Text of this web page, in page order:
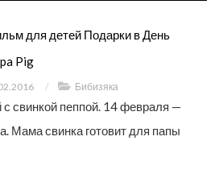
для детей Подарки в День
Pig
/ Бибизяка
свинкой пеппой. 14 февраля —
Мама свинка готовит для папы